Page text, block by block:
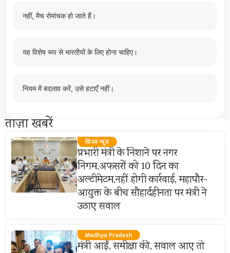
नहीं, मैच रोमांचक हो जाते हैं।
यह विशेष रूप से भारतीयों के लिए होना चाहिए।
नियम में बदलाव करें, उसे हटाएँ नहीं।
ताज़ा खबरें
विन्ध्य न्यूज़
प्रभारी मंत्री के निशाने पर नगर
निगम,अफसरों को 10 दिन का
अल्टीमेटम,नहीं होगी कार्रवाई, महापौर-
आयुक्त के बीच सौहार्दहीनता पर मंत्री ने
उठाए सवाल
Madhya Pradesh
मंत्री आईं, समीक्षा की, सवाल आए तो